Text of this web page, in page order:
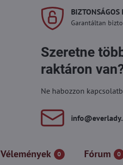
BIZTONSÁGOS
Garantáltan
Szeretne
raktáron
Ne habozzon
Vélemények 0 Fórum 0